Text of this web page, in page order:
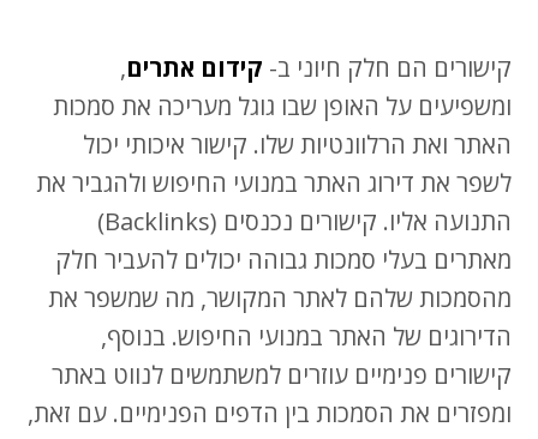
קישורים הם חלק חיוני ב- קידום אתרים,
ומשפיעים על האופן שבו גוגל מעריכה את סמכות
האתר ואת הרלוונטיות שלו. קישור איכותי יכול
לשפר את דירוג האתר במנועי החיפוש ולהגביר את
התנועה אליו. קישורים נכנסים (Backlinks)
מאתרים בעלי סמכות גבוהה יכולים להעביר חלק
מהסמכות שלהם לאתר המקושר, מה שמשפר את
הדירוגים של האתר במנועי החיפוש. בנוסף,
קישורים פנימיים עוזרים למשתמשים לנווט באתר
ומפזרים את הסמכות בין הדפים הפנימיים. עם זאת,